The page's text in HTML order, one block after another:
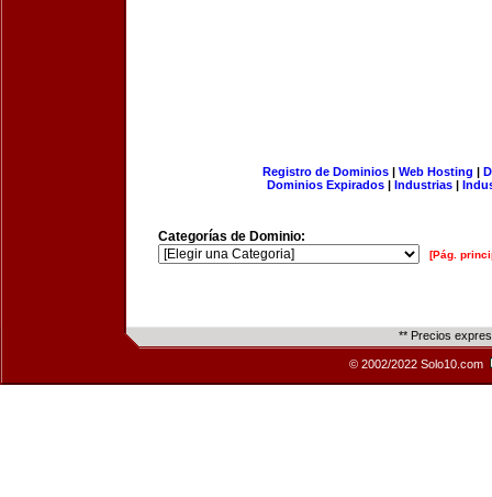
Registro de Dominios| Web Hosting |
Dominios Expirados | Industrias |
Categorías de Dominio:
[Pág.
** Precios
© 2002/2022 Solo10.com